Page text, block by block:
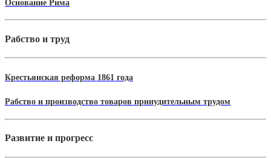
Основание Рима
Рабство и труд
Крестьянская реформа 1861 года
Рабство и производство товаров принудительным трудом
Развитие и прогресс